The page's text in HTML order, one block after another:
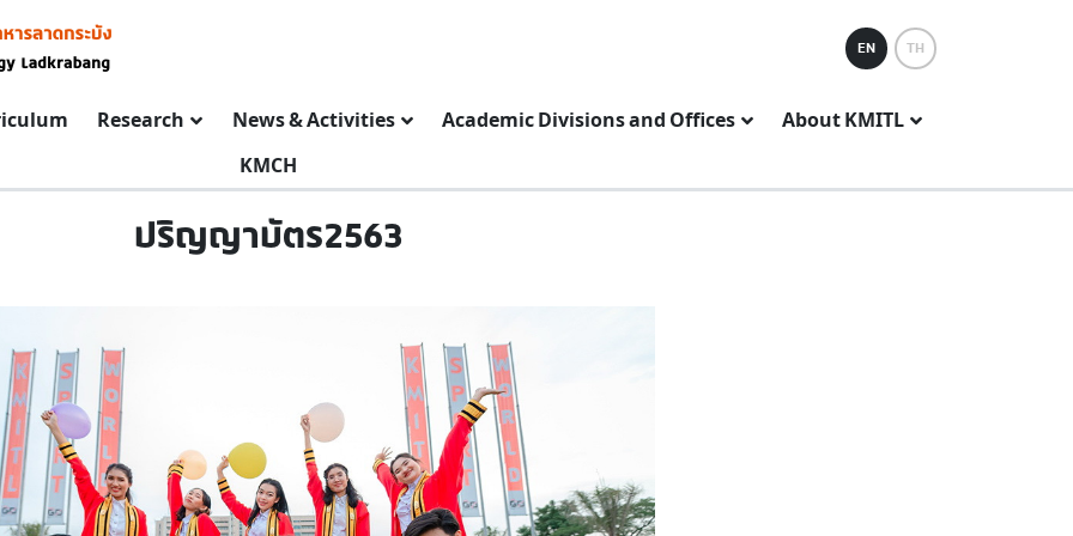
EN TH
Research News & Activities Academic Divisions and Offices
About KMITL
KMCH
ปริญญาบัตร2563